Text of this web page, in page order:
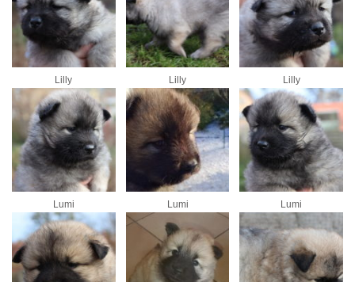
Lilly Lilly Lilly
Lumi Lumi Lumi